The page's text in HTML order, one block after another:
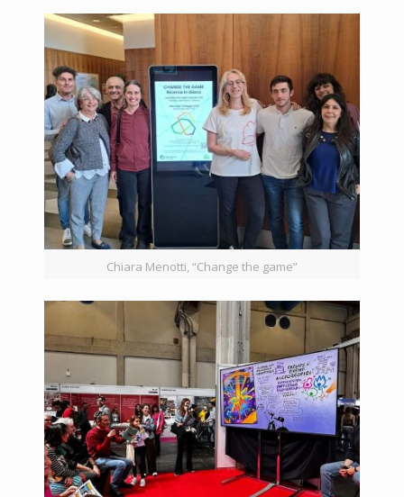
Chiara Menotti, “Change the game”